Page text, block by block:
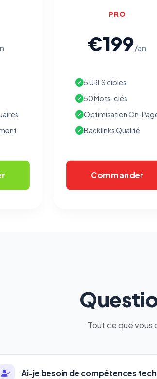
PRO
€199/an
5 URLS cibles
50 Mots-clés
Optimisation On-
Backlinks Qualité
Commander
Tout ce que vous
Ai-je besoin de compétences
Traceurs des
pixels 2026 / FAQ juillet
bandeau cookies
opposer : utilisez le
confidentialité